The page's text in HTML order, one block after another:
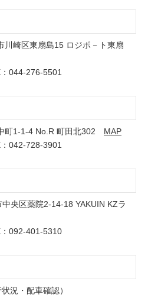
川崎区東扇島15 ロジポ－ト東扇
044-276-5501
町1-1-4 No.R 町田北302 MAP
042-728-3901
央区薬院2-14-18 YAKUIN KZラ
092-401-5310
状況・配車確認）